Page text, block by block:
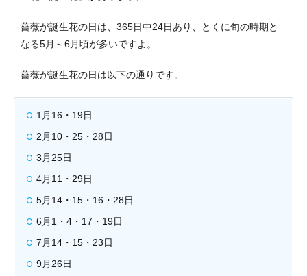
薔薇が誕生花の日は、365日中24日あり、とくに旬の時期と
なる5月～6月頃が多いですよ。
薔薇が誕生花の日は以下の通りです。
1月16・19日
2月10・25・28日
3月25日
4月11・29日
5月14・15・16・28日
6月1・4・17・19日
7月14・15・23日
9月26日